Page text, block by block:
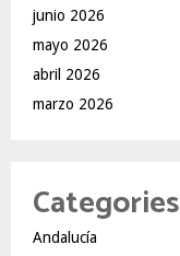
junio 2026
mayo 2026
abril 2026
marzo 2026
Categories
Andalucía